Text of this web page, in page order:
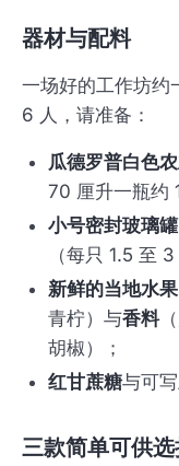
器材与配料
一场好的工作坊约
6 人，请准备：
瓜德罗普白色
70 厘升一瓶约
小号密封玻璃罐
（每只 1.5 至
新鲜的当地水果
青柠）与香料
胡椒）；
红甘蔗糖与可
三款简单可供